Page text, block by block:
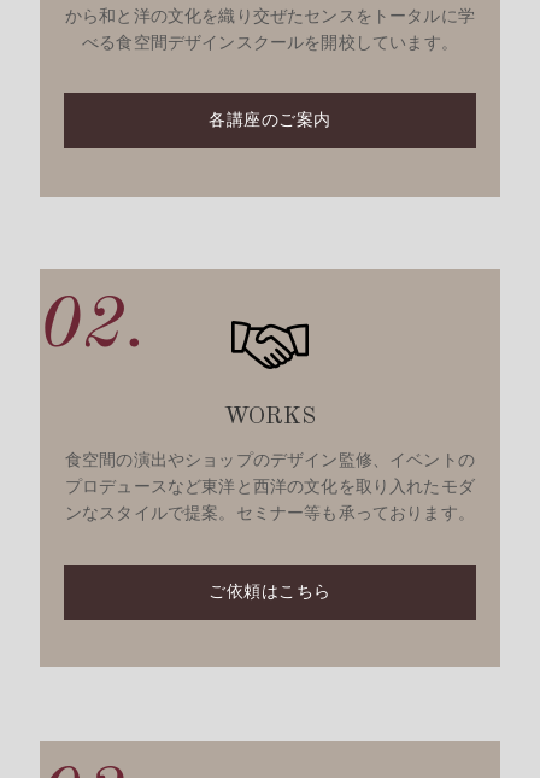
から和と洋の文化を織り交ぜたセンスをトータルに学
べる食空間デザインスクールを開校しています。
各講座のご案内
02.
WORKS
食空間の演出やショップのデザイン監修、イベントの
プロデュースなど東洋と西洋の文化を取り入れたモダ
ンなスタイルで提案。セミナー等も承っております。
ご依頼はこちら